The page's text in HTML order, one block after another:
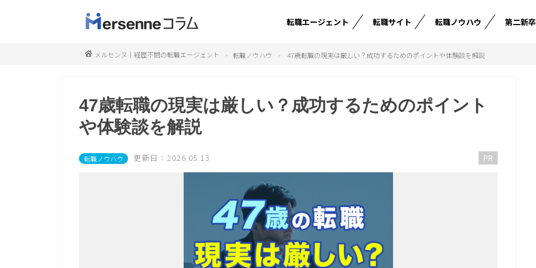
転職エージェント 転職サイト 転職ノウハウ 第二新卒
メルセンヌ｜経歴不問の転職エージェント 転職ノウハウ 47歳転職の現実は厳しい？成功するためのポイントや体験談を解説
47歳転職の現実は厳しい？成功するためのポイント
や体験談を解説
転職ノウハウ 更新日：2026.05.13 PR